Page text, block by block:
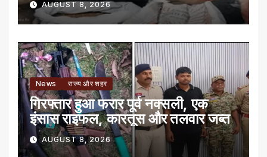
AUGUST 8, 2026
News राज्य और शहर
गिरफ्तार हुआ फरार पूर्व नक्सली, एक
इंसास राइफल, कारतूस और तलवार जब्त
AUGUST 8, 2026